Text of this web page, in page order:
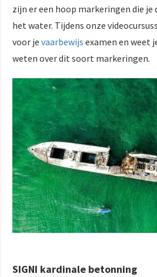
zijn er een hoop markeringen die
het water. Tijdens onze
voor je vaarbewijs examen en weet
weten over dit soort markeringen.
SIGNI kardinale betonning